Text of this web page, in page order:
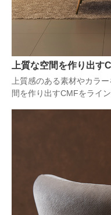
上質な空間を作り出す
上質感のある素材やカラ
間を作り出すCMFをライン